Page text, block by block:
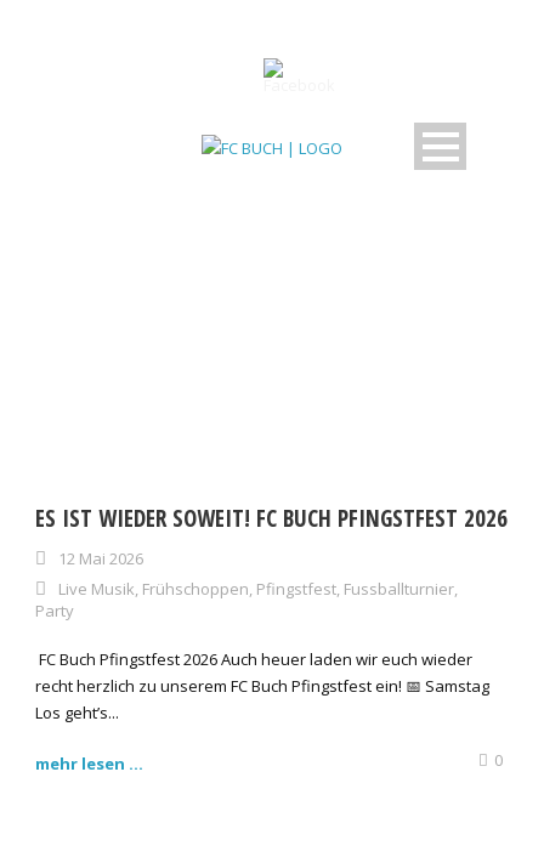
ES IST WIEDER SOWEIT! FC BUCH PFINGSTFEST 2026
12 Mai 2026
Live Musik Frühschoppen Pfingstfest Fussballturnier
Party
FC Buch Pfingstfest 2026 Auch heuer laden wir euch wieder
recht herzlich zu unserem FC Buch Pfingstfest ein! 📅 Samstag
Los geht’s...
mehr lesen ... 0